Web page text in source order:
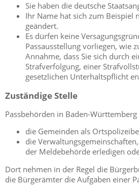
Sie haben die deutsche
Ihr Name hat sich zum Beispiel
geändert.
Es dürfen keine
Passausstellung vorliegen, wie
Annahme, dass Sie sich durch
Strafverfolgung, einer
gesetzlichen Unterhaltspflicht
Zuständige Stelle
Passbehörden in Baden-Württemberg
die Gemeinden als
die Verwaltungsgemeinschaften,
der Meldebehörde erledigen
Dort nehmen in der Regel die
die Bürgerämter die Aufgaben einer